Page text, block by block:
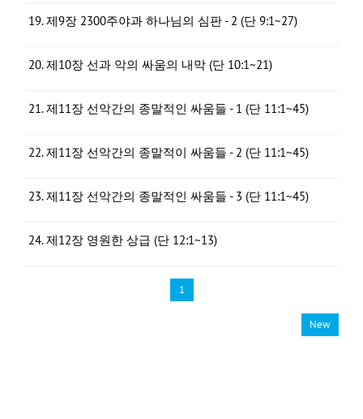
19. 제9장 2300주야과 하나님의 심판 - 2 (단 9:1~27)
20. 제10장 선과 악의 싸움의 내막 (단 10:1~21)
21. 제11장 선악간의 종말적인 싸움들 - 1 (단 11:1~45)
22. 제11장 선악간의 종말적이 싸움들 - 2 (단 11:1~45)
23. 제11장 선악간의 종말적인 싸움들 - 3 (단 11:1~45)
24. 제12장 영원한 상급 (단 12:1~13)
1
New